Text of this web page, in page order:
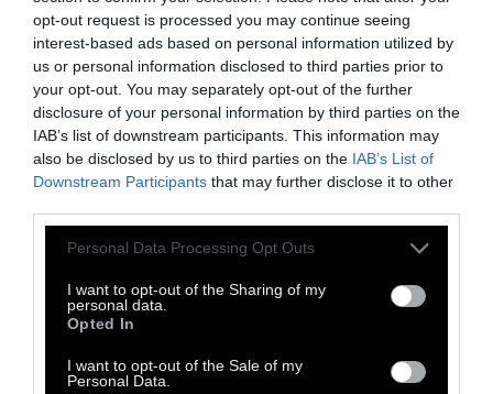
opt-out request is processed you may continue seeing
interest-based ads based on personal information utilized by
us or personal information disclosed to third parties prior to
your opt-out. You may separately opt-out of the further
disclosure of your personal information by third parties on the
IAB’s list of downstream participants. This information may
also be disclosed by us to third parties on the IAB’s List of
Downstream Participants that may further disclose it to other
Personal Data Processing Opt Outs
I want to opt-out of the Sharing of my
personal data.
Opted In
I want to opt-out of the Sale of my
Personal Data.
Ο κρόκος του αυγού είναι από τις
πλουσιότερες φυσικές πηγές χολίνης. Ένα
μεγάλο αυγό περιέχει περίπου 169 mg,
ποσότητα αρκετά σημαντική αν αναλογιστεί
κανείς ότι οι ημερήσιες ανάγκες ενός ενήλικα
Παράλληλα, τα αυγά περιέχουν ωμέγα-3
συνδέονται με μείωση της φλεγμονής και
προστασία των εγκεφαλικών κυττάρων από
το οξειδωτικό στρες.